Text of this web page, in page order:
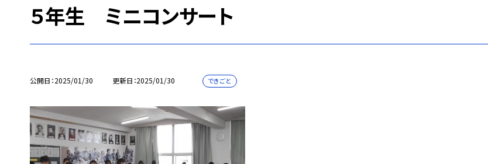
５年生 ミニコンサート
公開日 2025/01/30 更新日 2025/01/30 できごと